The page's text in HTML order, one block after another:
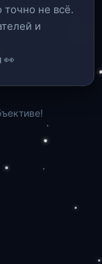
не всё.
и
👀